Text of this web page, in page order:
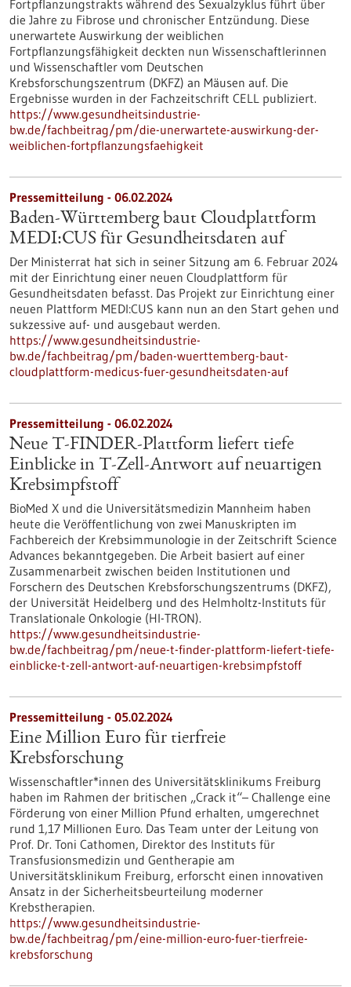
Fortpflanzungstrakts während des Sexualzyklus führt über
die Jahre zu Fibrose und chronischer Entzündung. Diese
unerwartete Auswirkung der weiblichen
Fortpflanzungsfähigkeit deckten nun Wissenschaftlerinnen
und Wissenschaftler vom Deutschen
Krebsforschungszentrum (DKFZ) an Mäusen auf. Die
Ergebnisse wurden in der Fachzeitschrift CELL publiziert.
https://www.gesundheitsindustrie-
bw.de/fachbeitrag/pm/die-unerwartete-auswirkung-der-
weiblichen-fortpflanzungsfaehigkeit
Pressemitteilung - 06.02.2024
Baden-Württemberg baut Cloudplattform
MEDI:CUS für Gesundheitsdaten auf
Der Ministerrat hat sich in seiner Sitzung am 6. Februar 2024
mit der Einrichtung einer neuen Cloudplattform für
Gesundheitsdaten befasst. Das Projekt zur Einrichtung einer
neuen Plattform MEDI:CUS kann nun an den Start gehen und
sukzessive auf- und ausgebaut werden.
https://www.gesundheitsindustrie-
bw.de/fachbeitrag/pm/baden-wuerttemberg-baut-
cloudplattform-medicus-fuer-gesundheitsdaten-auf
Pressemitteilung - 06.02.2024
Neue T-FINDER-Plattform liefert tiefe
Einblicke in T-Zell-Antwort auf neuartigen
Krebsimpfstoff
BioMed X und die Universitätsmedizin Mannheim haben
heute die Veröffentlichung von zwei Manuskripten im
Fachbereich der Krebsimmunologie in der Zeitschrift Science
Advances bekanntgegeben. Die Arbeit basiert auf einer
Zusammenarbeit zwischen beiden Institutionen und
Forschern des Deutschen Krebsforschungszentrums (DKFZ),
der Universität Heidelberg und des Helmholtz-Instituts für
Translationale Onkologie (HI-TRON).
https://www.gesundheitsindustrie-
bw.de/fachbeitrag/pm/neue-t-finder-plattform-liefert-tiefe-
einblicke-t-zell-antwort-auf-neuartigen-krebsimpfstoff
Pressemitteilung - 05.02.2024
Eine Million Euro für tierfreie
Krebsforschung
Wissenschaftler*innen des Universitätsklinikums Freiburg
haben im Rahmen der britischen „Crack it“– Challenge eine
Förderung von einer Million Pfund erhalten, umgerechnet
rund 1,17 Millionen Euro. Das Team unter der Leitung von
Prof. Dr. Toni Cathomen, Direktor des Instituts für
Transfusionsmedizin und Gentherapie am
Universitätsklinikum Freiburg, erforscht einen innovativen
Ansatz in der Sicherheitsbeurteilung moderner
Krebstherapien.
https://www.gesundheitsindustrie-
bw.de/fachbeitrag/pm/eine-million-euro-fuer-tierfreie-
krebsforschung